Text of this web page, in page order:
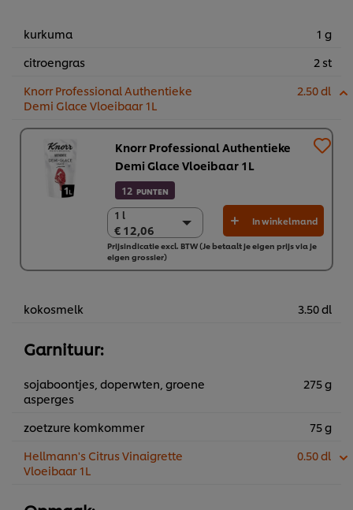
kurkuma
1 g
citroengras
2 st
Knorr Professional Authentieke
Demi Glace Vloeibaar 1L
2.50 dl
Knorr Professional Authentieke
Demi Glace Vloeibaar 1L
12 PUNTEN
1 l
€ 12,06
1 l
€ 12,06
5 x 1L
€ 60,28
In winkelmand
Prijsindicatie excl. BTW (Je betaalt je eigen prijs via je
eigen grossier)
kokosmelk 3.50 dl
Garnituur:
sojaboontjes, doperwten, groene
asperges
275 g
zoetzure komkommer
75 g
Hellmann's Citrus Vinaigrette
Vloeibaar 1L
0.50 dl
Wij en geselecteerde derde partijen gebruiken cookies en
vergelijkbare technieken om persoonsgegevens te
verzamelen en te verwerken, waaronder jouw IP-adres,
identificatiegegevens. Sommige hiervan zijn strikt